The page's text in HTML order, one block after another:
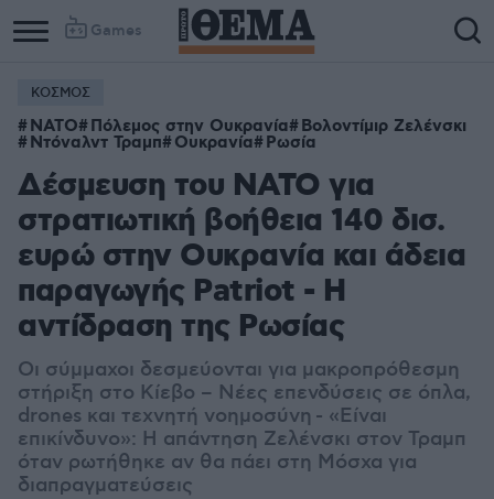
Games
ΚΟΣΜΟΣ
NATO Πόλεμος στην Ουκρανία Βολοντίμιρ Ζελένσκι
Ντόναλντ Τραμπ Ουκρανία Ρωσία
Δέσμευση του NATO για
στρατιωτική βοήθεια 140 δισ.
ευρώ στην Ουκρανία και άδεια
παραγωγής Patriot - Η
αντίδραση της Ρωσίας
Οι σύμμαχοι δεσμεύονται για μακροπρόθεσμη
στήριξη στο Κίεβο – Νέες επενδύσεις σε όπλα,
drones και τεχνητή νοημοσύνη - «Είναι
επικίνδυνο»: Η απάντηση Ζελένσκι στον Τραμπ
όταν ρωτήθηκε αν θα πάει στη Μόσχα για
διαπραγματεύσεις